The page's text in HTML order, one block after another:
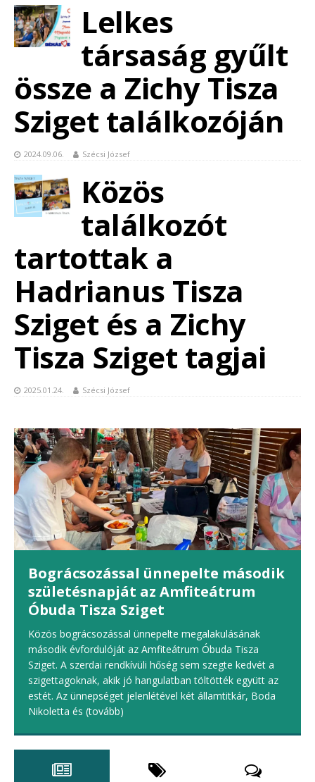
Lelkes
társaság gyűlt
össze a Zichy Tisza
Sziget találkozóján
2024.09.06. Szécsi József
Közös
találkozót
tartottak a
Hadrianus Tisza
Sziget és a Zichy
Tisza Sziget tagjai
2025.01.24. Szécsi József
Bográcsozással ünnepelte második
születésnapját az Amfiteátrum
Óbuda Tisza Sziget
Közös bográcsozással ünnepelte megalakulásának
második évfordulóját az Amfiteátrum Óbuda Tisza
Sziget. A szerdai rendkívüli hőség sem szegte kedvét a
szigettagoknak, akik jó hangulatban töltötték együtt az
estét. Az ünnepséget jelenlétével két államtitkár, Boda
Nikoletta és (tovább)